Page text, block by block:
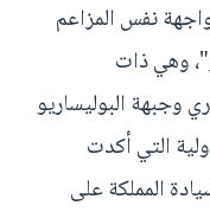
نفس المزاعم
وهي ذات
وجبهة البوليساريو
التي أكدت
المملكة على